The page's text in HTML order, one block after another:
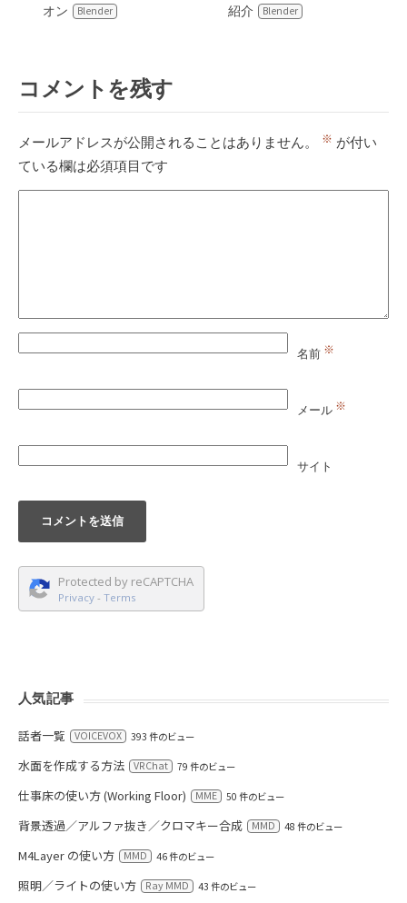
オン
Blender
紹介
Blender
コメントを残す
メールアドレスが公開されることはありません。 ※ が付い
ている欄は必須項目です
名前 ※
メール ※
サイト
Protected by reCAPTCHA
Privacy - Terms
人気記事
話者一覧 VOICEVOX 393 件のビュー
水面を作成する方法 VRChat 79 件のビュー
仕事床の使い方 (Working Floor) MME 50 件のビュー
背景透過／アルファ抜き／クロマキー合成 MMD 48 件のビュー
M4Layer の使い方 MMD 46 件のビュー
照明／ライトの使い方 Ray MMD 43 件のビュー